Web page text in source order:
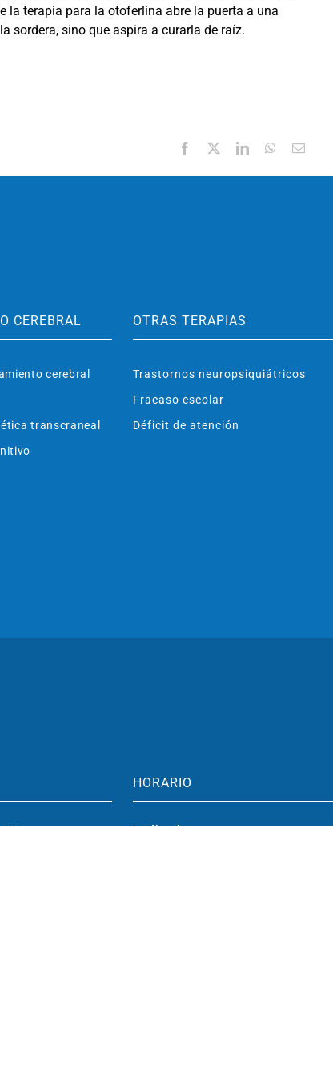
la terapia para la otoferlina abre la puerta a una
sordera, sino que aspira a curarla de raíz.
Facebook
X LinkedInWhatsApp
Correo
CEREBRAL
cerebral
transcraneal
OTRAS TERAPIAS
Trastornos neuropsiquiátricos
Fracaso escolar
Déficit de atención
1°
HORARIO
Pediatría